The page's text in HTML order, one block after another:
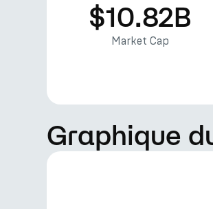
$10.82B
Market Cap
Graphique